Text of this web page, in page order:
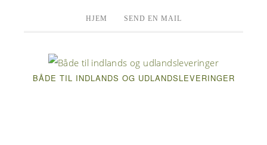
HJEM SEND EN MAIL
BÅDE TIL INDLANDS OG UDLANDSLEVERINGER